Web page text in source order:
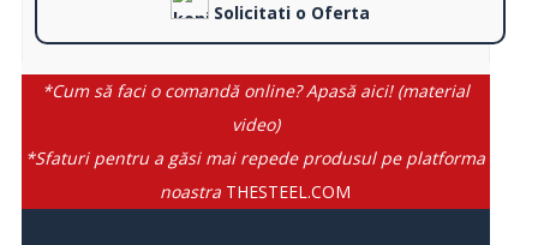
Solicitati o Oferta
*Cum să faci o comandă online? Apasă aici! (material
video)
*Sfaturi pentru a găsi mai repede produsul pe platforma
noastra THESTEEL.COM